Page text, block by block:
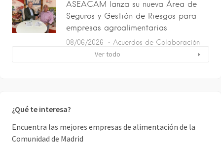
ASEACAM lanza su nueva Área de
Seguros y Gestión de Riesgos para
empresas agroalimentarias
08/06/2026 Acuerdos de Colaboración
Ver todo
¿Qué te interesa?
Encuentra las mejores empresas de alimentación de la
Comunidad de Madrid